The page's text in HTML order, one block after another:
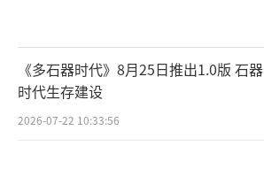
《多石器时代》8月25日推出1.0版 石器
时代生存建设
2026-07-22 10:33:56